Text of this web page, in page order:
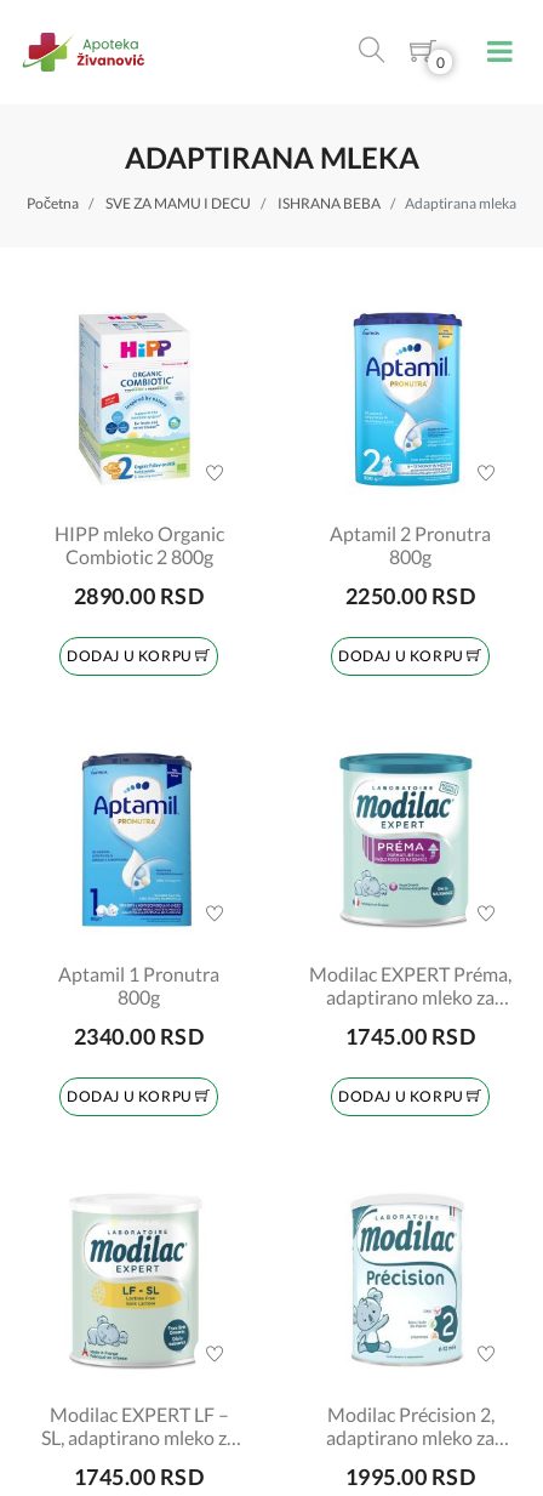
0
ADAPTIRANA MLEKA
Početna SVE ZA MAMU I DECU ISHRANA BEBA Adaptirana mleka
HIPP mleko Organic
Combiotic 2 800g
2890.00 RSD
DODAJ U KORPU
Aptamil 2 Pronutra
800g
2250.00 RSD
DODAJ U KORPU
Aptamil 1 Pronutra
800g
2340.00 RSD
DODAJ U KORPU
Modilac EXPERT Préma,
adaptirano mleko za
od rođenja do 3. godine,
1745.00 RSD
DODAJ U KORPU
Modilac EXPERT LF –
SL, adaptirano mleko za
od rođenja, 400gr
1745.00 RSD
Modilac Précision 2,
adaptirano mleko za
700gr
1995.00 RSD